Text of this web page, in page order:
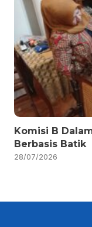
Komisi B
Berbasis Batik
28/07/2026